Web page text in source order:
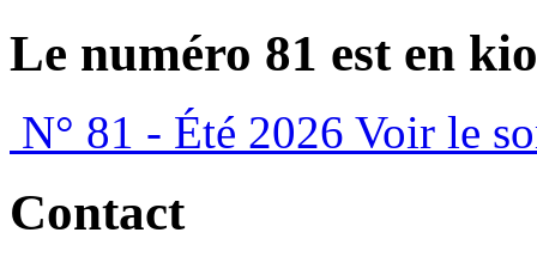
Le numéro 81 est en
N° 81 - Été 2026 Voir le
Contact